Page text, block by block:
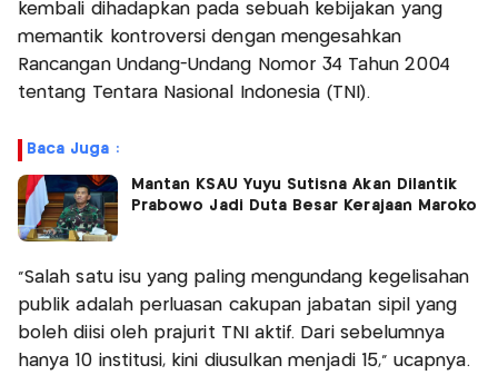
kembali dihadapkan pada sebuah kebijakan yang
memantik kontroversi dengan mengesahkan
Rancangan Undang-Undang Nomor 34 Tahun 2004
tentang Tentara Nasional Indonesia (TNI).
Baca Juga :
Mantan KSAU Yuyu Sutisna Akan Dilantik
Prabowo Jadi Duta Besar Kerajaan Maroko
"Salah satu isu yang paling mengundang kegelisahan
publik adalah perluasan cakupan jabatan sipil yang
boleh diisi oleh prajurit TNI aktif. Dari sebelumnya
hanya 10 institusi, kini diusulkan menjadi 15," ucapnya.